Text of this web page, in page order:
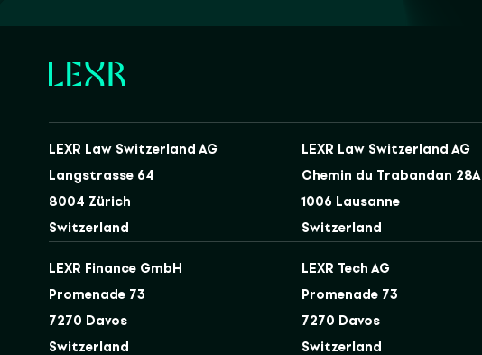
LEXR Law Switzerland AG
Langstrasse 64
8004 Zürich
Switzerland
LEXR Law Switzerland AG
Chemin du Trabandan 28A
1006 Lausanne
Switzerland
LEXR Finance GmbH
Promenade 73
7270 Davos
Switzerland
LEXR Tech AG
Promenade 73
7270 Davos
Switzerland